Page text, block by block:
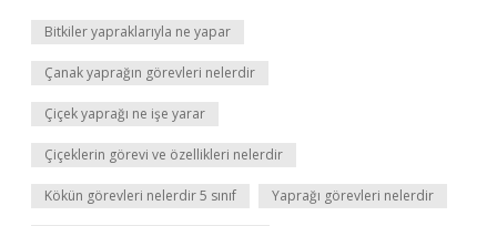
Bitkiler yapraklarıyla ne yapar
Çanak yaprağın görevleri nelerdir
Çiçek yaprağı ne işe yarar
Çiçeklerin görevi ve özellikleri nelerdir
Kökün görevleri nelerdir 5 sınıf Yaprağı görevleri nelerdir